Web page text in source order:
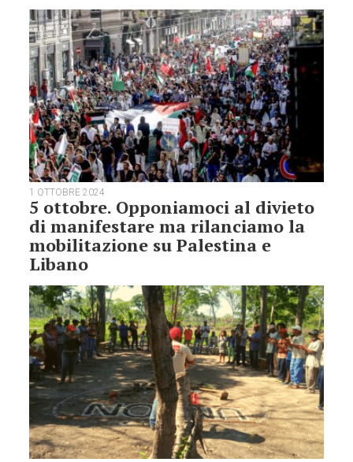
1 OTTOBRE 2024
5 ottobre. Opponiamoci al divieto
di manifestare ma rilanciamo la
mobilitazione su Palestina e
Libano